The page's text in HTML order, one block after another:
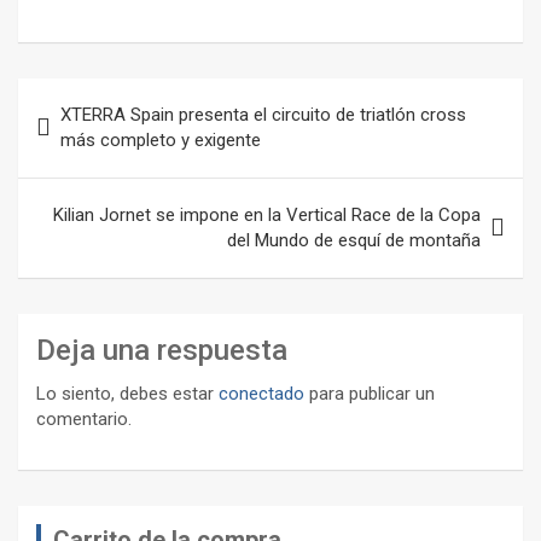
de
entradas
XTERRA Spain presenta el circuito de triatlón cross
más completo y exigente
Kilian Jornet se impone en la Vertical Race de la Copa
del Mundo de esquí de montaña
Deja una respuesta
Lo siento, debes estar conectado para publicar un
comentario.